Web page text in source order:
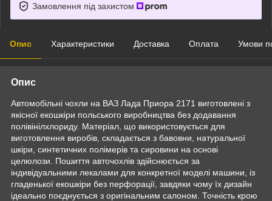
Замовлення під захистом
Опис Характеристики Доставка Оплата Умови
Опис
Автомобільні чохли на ВАЗ Лада Приора 2171 виготовлені з
якісної екошкіри польського виробництва без додавання
полівінілхлориду. Матеріал, що використовується для
виготовлення виробів, складається з бавовни, натуральної
шкіри, синтетичних полімерів та сировини на основі
целюлози. Пошиття авточохлів здійснюється за
індивідуальними лекалами для конкретної моделі машини, із
гладенької екошкіри без перфорації, завдяки чому їх дизайн
ідеально поєднується з оригінальним салоном. Точність крою